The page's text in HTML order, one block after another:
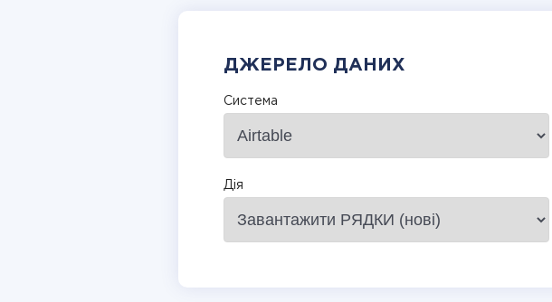
ДЖЕРЕЛО ДАНИХ
Система
Дія